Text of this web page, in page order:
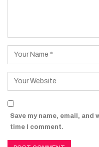
Save my name, email,
time I comment.